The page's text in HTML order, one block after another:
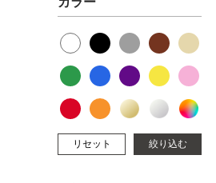
リセット 絞り込む